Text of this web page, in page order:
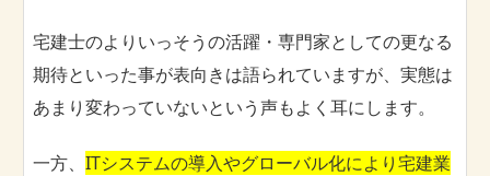
宅建士のよりいっそうの活躍・専門家としての更なる
期待といった事が表向きは語られていますが、実態は
あまり変わっていないという声もよく耳にします。
一方、 ITシステムの導入やグローバル化により宅建業